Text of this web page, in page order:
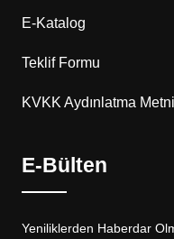
E-Katalog
Teklif Formu
KVKK Aydınlatma Metni
E-Bülten
Yeniliklerden Haberdar